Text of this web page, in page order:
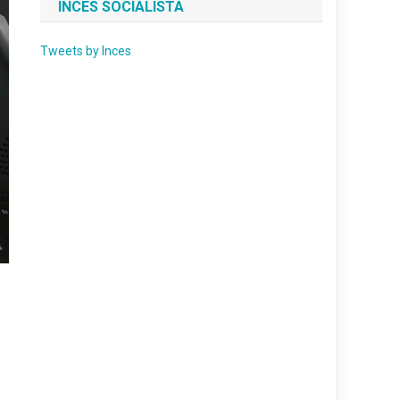
INCES SOCIALISTA
Tweets by Inces